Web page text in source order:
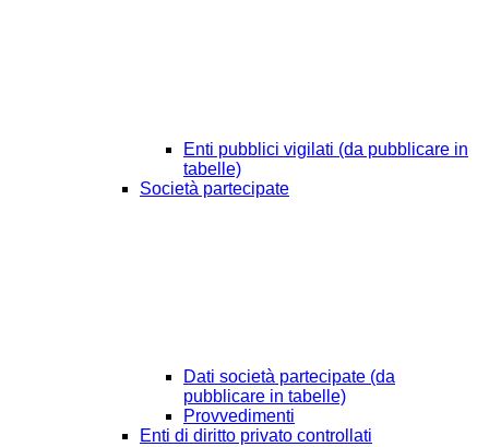
Enti pubblici vigilati (da pubblicare in
tabelle)
Società partecipate
Dati società partecipate (da
pubblicare in tabelle)
Provvedimenti
Enti di diritto privato controllati